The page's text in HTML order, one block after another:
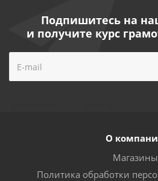
Подпишитесь на
и получите курс
О
Магазины
Политика обработки